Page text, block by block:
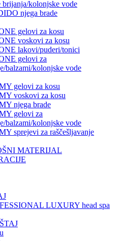
brijanja/kolonjske vode
njega brade
gelovi za kosu
voskovi za kosu
lakovi/puderi/tonici
gelovi za
balzami/kolonjske vode
gelovi za kosu
voskovi za kosu
njega brade
gelovi za
balzami/kolonjske vode
sprejevi za raščešljavanje
MATERIJAL
LUXURY head spa